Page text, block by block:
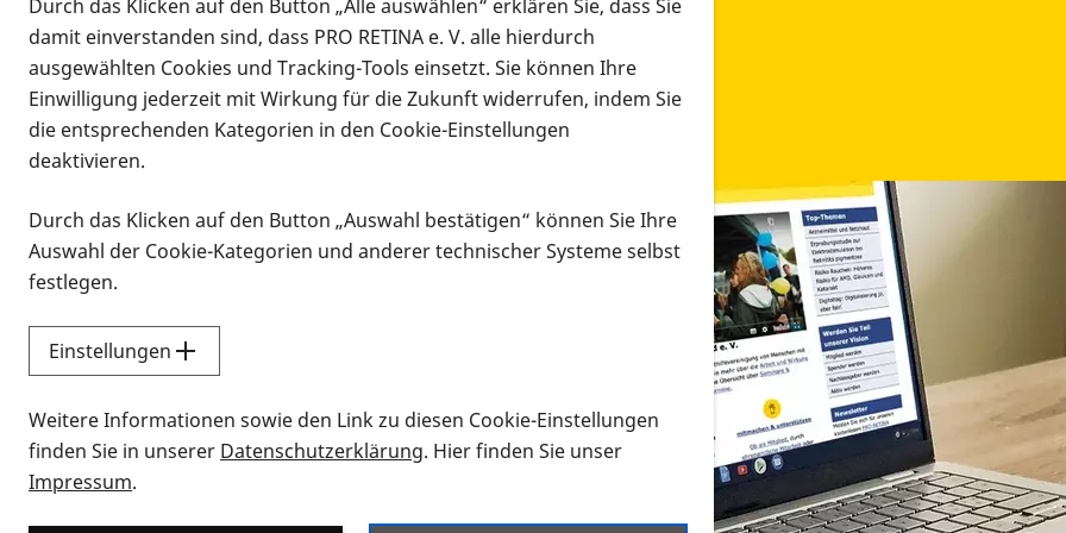
Infomaterial
Infomaterial
Vorlesen
Alle Infomaterialien in verschiedenen Formaten an
Sie möchten wissen, wie Sie nach Infonmaterial suchen und dieses bestellen bzw. herunterladen
Durch das Klicken auf den Button „Alle auswählen“ erklären Sie, dass Sie
damit einverstanden sind, dass PRO RETINA e. V. alle hierdurch
ausgewählten Cookies und Tracking-Tools einsetzt. Sie können Ihre
Einwilligung jederzeit mit Wirkung für die Zukunft widerrufen, indem Sie
die entsprechenden Kategorien in den Cookie-Einstellungen
deaktivieren.
Durch das Klicken auf den Button „Auswahl bestätigen“ können Sie Ihre
Auswahl der Cookie-Kategorien und anderer technischer Systeme selbst
festlegen.
Einstellungen
Weitere Informationen sowie den Link zu diesen Cookie-Einstellungen
finden Sie in unserer Datenschutzerklärung. Hier finden Sie unser
Impressum.